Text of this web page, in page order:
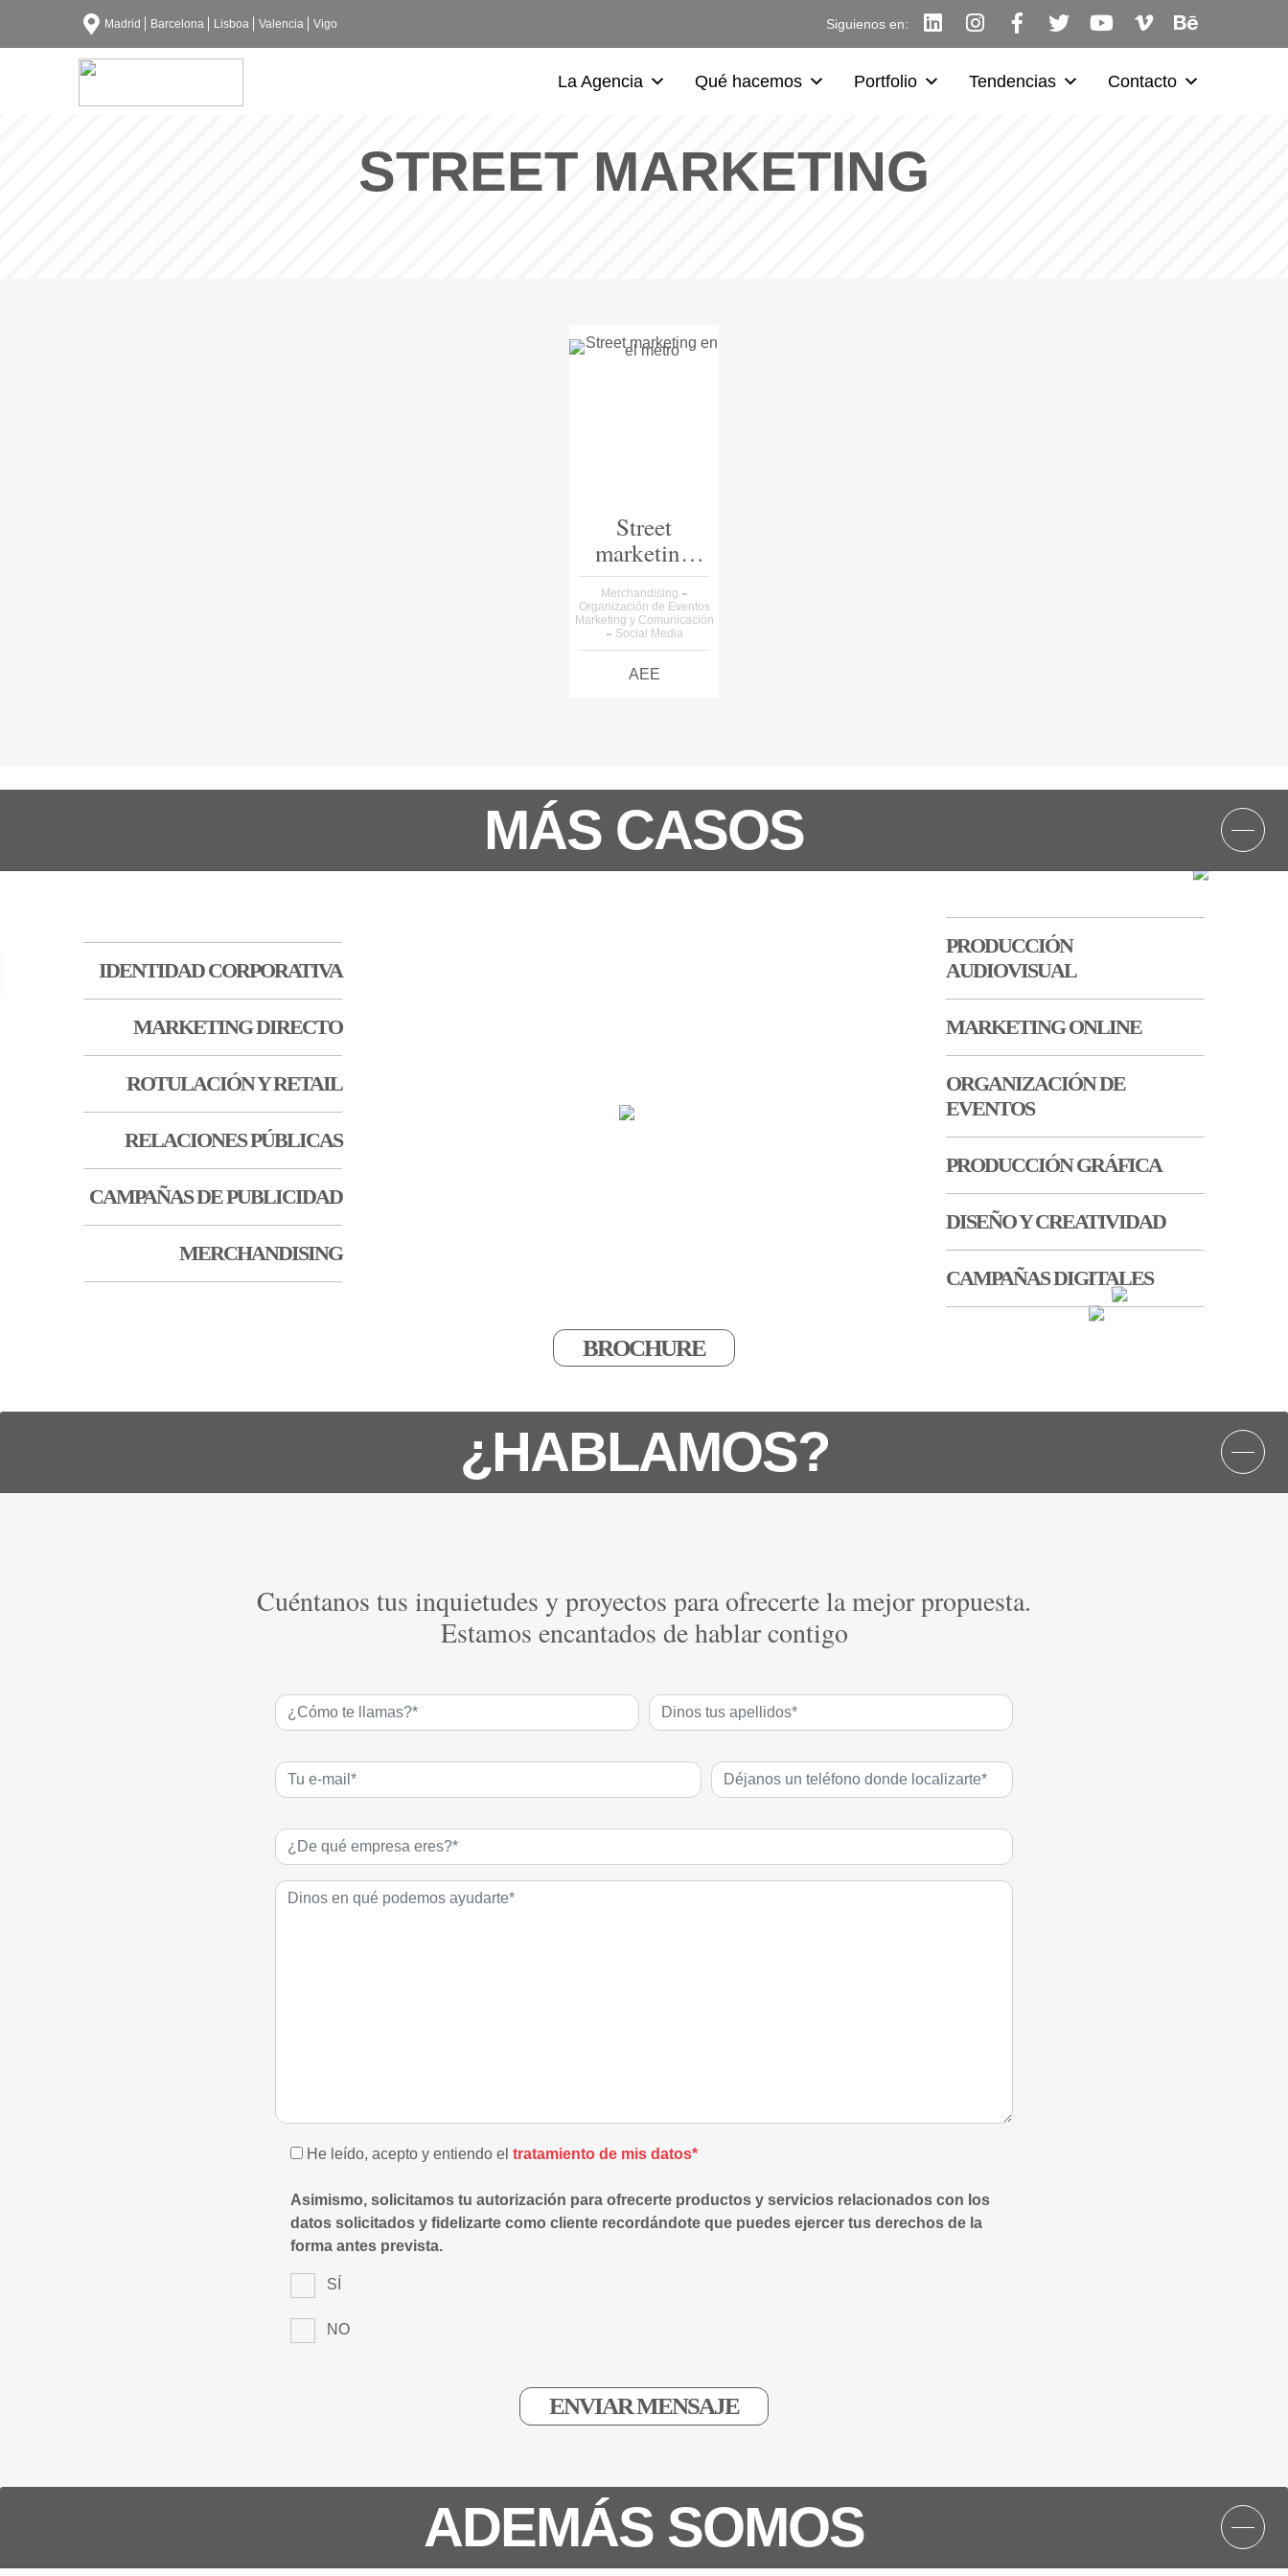
Madrid Barcelona Lisboa Valencia Vigo Siguienos en:
La Agencia Qué hacemos Portfolio Tendencias Contacto
STREET MARKETING
Street
marketing
en el metro
Merchandising
Organización de Eventos
Marketing y Comunicación
Social Media
AEE
MÁS CASOS
IDENTIDAD CORPORATIVA
MARKETING DIRECTO
ROTULACIÓN Y RETAIL
RELACIONES PÚBLICAS
CAMPAÑAS DE PUBLICIDAD
MERCHANDISING
PRODUCCIÓN
AUDIOVISUAL
MARKETING ONLINE
ORGANIZACIÓN DE
EVENTOS
PRODUCCIÓN GRÁFICA
DISEÑO Y CREATIVIDAD
CAMPAÑAS DIGITALES
BROCHURE
¿HABLAMOS?
Cuéntanos tus inquietudes y proyectos para ofrecerte la mejor propuesta.
Estamos encantados de hablar contigo
He leído, acepto y entiendo el tratamiento de mis datos*
Asimismo, solicitamos tu autorización para ofrecerte productos y servicios relacionados con los
datos solicitados y fidelizarte como cliente recordándote que puedes ejercer tus derechos de la
forma antes prevista.
SÍ
NO
ADEMÁS SOMOS